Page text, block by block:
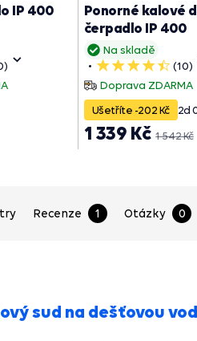
IP 400
Na skladě
5
hvězdiček
(10)
Doprava ZDARMA
Ponorné kalové
čerpadlo IP 400
Ušetříte -202 Kč 2d
1 542 Kč
1 339 Kč
Recenze 1 Otázky 0
sud na dešťovou